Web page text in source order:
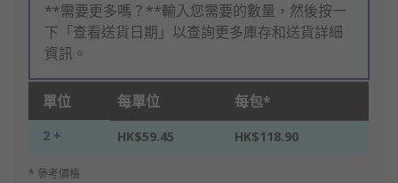
**需要更多嗎？**輸入您需要的數量，然後按一
下「查看送貨日期」以查詢更多庫存和送貨詳細
資訊。
單位 每單位 每包*
2 + HK$59.45 HK$118.90
* 參考價格